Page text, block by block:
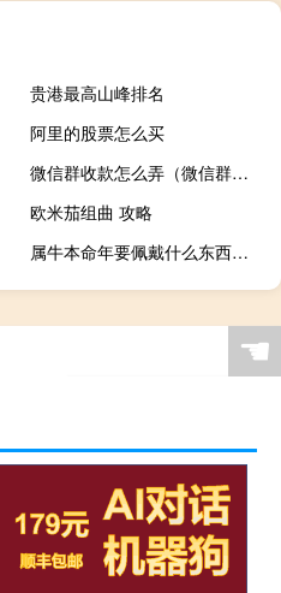
贵港最高山峰排名
阿里的股票怎么买
微信群收款怎么弄（微信群取消）
欧米茄组曲 攻略
属牛本命年要佩戴什么东西（属牛本命年要佩戴什么）
☚